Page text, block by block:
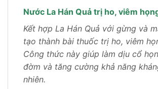
Nước La Hán Quả trị ho, viêm
Kết hợp La Hán Quả với gừng và
tạo thành bài thuốc trị ho, viêm
Công thức này giúp làm dịu cổ
đờm và tăng cường khả năng
nhiên.